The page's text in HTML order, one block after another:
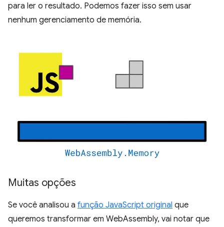
para ler o resultado. Podemos fazer isso sem usar
nenhum gerenciamento de memória.
Muitas opções
Se você analisou a função JavaScript original que
queremos transformar em WebAssembly, vai notar que